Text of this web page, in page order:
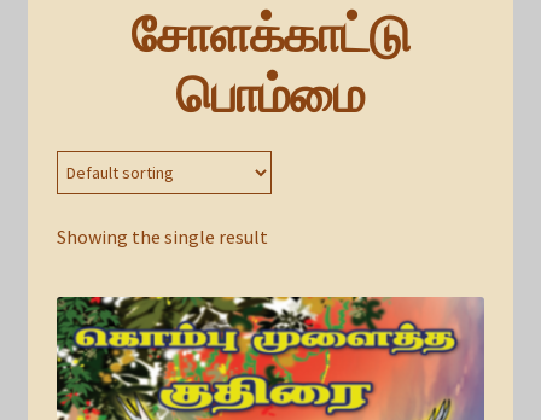
சோளக்காட்டு
பொம்மை
Showing the single result